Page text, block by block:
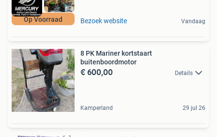
Op Voorraad Bezoek website Vandaag
8 PK Mariner kortstaart
buitenboordmotor
€ 600,00 Details
Kamperland 29 jul 26